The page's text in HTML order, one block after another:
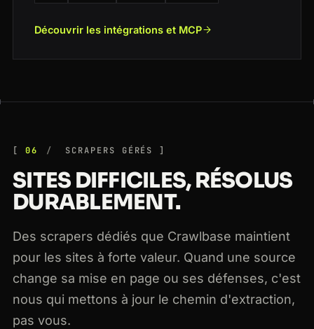
Découvrir les intégrations et MCP
06 SCRAPERS GÉRÉS
SITES DIFFICILES, RÉSOLUS
DURABLEMENT.
Des scrapers dédiés que Crawlbase maintient
pour les sites à forte valeur. Quand une source
change sa mise en page ou ses défenses, c'est
nous qui mettons à jour le chemin d'extraction,
pas vous.